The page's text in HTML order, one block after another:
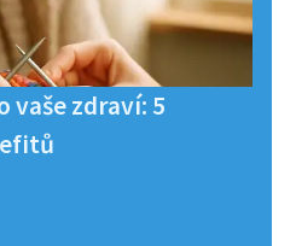
vaše zdraví: 5